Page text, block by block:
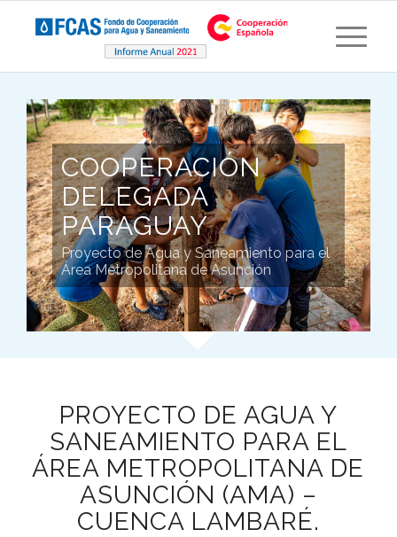
COOPERACIÓN
DELEGADA
PARAGUAY
Proyecto de Agua y Saneamiento para el
Área Metropolitana de Asunción
PROYECTO DE AGUA Y
SANEAMIENTO PARA EL
ÁREA METROPOLITANA DE
ASUNCIÓN (AMA) –
CUENCA LAMBARÉ.